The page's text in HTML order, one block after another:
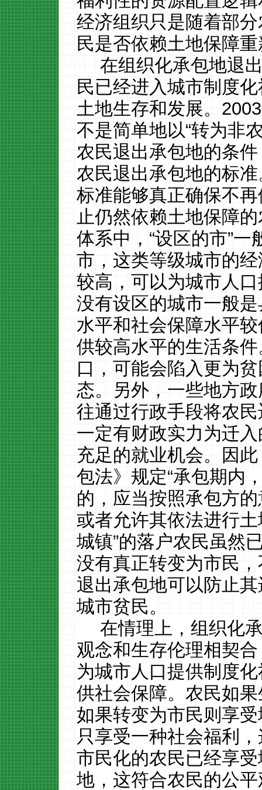
经济组织只是随着部
民是否依赖土地保障
在组织化承包地退
民已经进入城市制度
土地生存和发展。2003
不是简单地以“转为非
农民退出承包地的条
农民退出承包地的标准
标准能够真正确保不
止仍然依赖土地保障
体系中，“设区的市”
市，这类等级城市的
较高，可以为城市人
没有设区的城市一般
水平和社会保障水平
供较高水平的生活条
口，可能会陷入更为
态。另外，一些地方
往通过行政手段将农
一定有财政实力为迁
充足的就业机会。因此
包法》规定“承包期内
的，应当按照承包方
或者允许其依法进行
城镇”的落户农民虽然
没有真正转变为市民，
退出承包地可以防止
城市贫民。
在情理上，组织化
观念和生存伦理相契
为城市人口提供制度
供社会保障。 农民如
如果转变为市民则享
只享受一种社会福利
市民化的农民已经享
地，这符合农民的公